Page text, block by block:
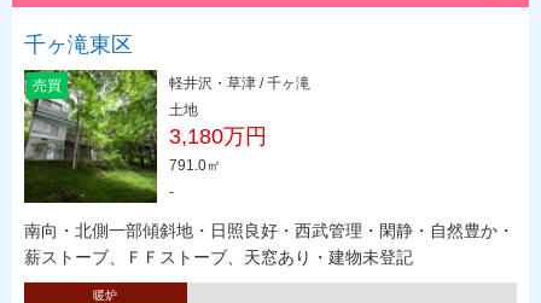
千ヶ滝東区
売買
軽井沢・草津 / 千ヶ滝
土地
3,180万円
791.0㎡
-
南向・北側一部傾斜地・日照良好・西武管理・閑静・自然豊か・
薪ストーブ、ＦＦストーブ、天窓あり・建物未登記
暖炉